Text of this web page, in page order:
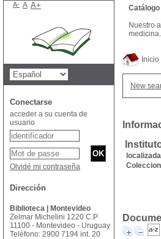
Inicio
New
Nuestro
medicina.
A- A A+
Conectarse
acceder a su cuenta de
usuario
Olvidé mi contraseña
Dirección
Biblioteca | Montevideo
Zelmar Michelini 1220 C.P
11100 - Montevideo - Uruguay
Teléfono: 2900 7194 int. 20